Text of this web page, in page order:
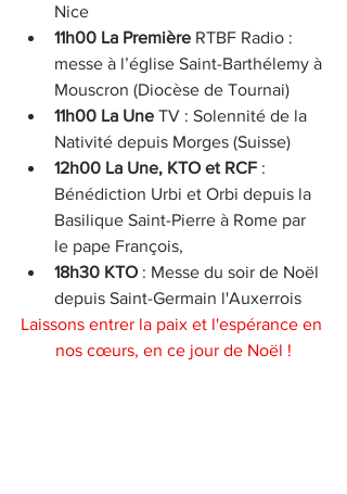
Nice
11h00 La Première RTBF Radio :
messe à l’église Saint-Barthélemy à
Mouscron (Diocèse de Tournai)
11h00 La Une TV : Solennité de la
Nativité depuis Morges (Suisse)
12h00 La Une, KTO et RCF :
Bénédiction Urbi et Orbi depuis la
Basilique Saint-Pierre à Rome par
le pape François,
18h30 KTO : Messe du soir de Noël
depuis Saint-Germain l'Auxerrois
Laissons entrer la paix et l'espérance en
nos cœurs, en ce jour de Noël !